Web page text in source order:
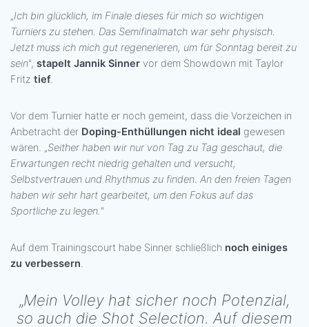
„Ich bin glücklich, im Finale dieses für mich so wichtigen
Turniers zu stehen. Das Semifinalmatch war sehr physisch.
Jetzt muss ich mich gut regenerieren, um für Sonntag bereit zu
sein", stapelt Jannik Sinner vor dem Showdown mit Taylor
Fritz tief.
Vor dem Turnier hatte er noch gemeint, dass die Vorzeichen in
Anbetracht der Doping-Enthüllungen nicht ideal gewesen
wären. „Seither haben wir nur von Tag zu Tag geschaut, die
Erwartungen recht niedrig gehalten und versucht,
Selbstvertrauen und Rhythmus zu finden. An den freien Tagen
haben wir sehr hart gearbeitet, um den Fokus auf das
Sportliche zu legen."
Auf dem Trainingscourt habe Sinner schließlich noch einiges
zu verbessern.
„Mein Volley hat sicher noch Potenzial,
so auch die Shot Selection. Auf diesem